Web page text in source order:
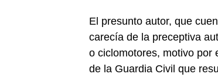
El presunto autor, que
carecía de la preceptiva
o ciclomotores, motivo por
de la Guardia Civil que